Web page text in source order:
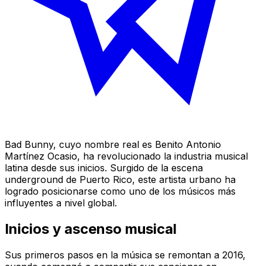
Bad Bunny, cuyo nombre real es Benito Antonio
Martínez Ocasio, ha revolucionado la industria musical
latina desde sus inicios. Surgido de la escena
underground de Puerto Rico, este artista urbano ha
logrado posicionarse como uno de los músicos más
influyentes a nivel global.
Inicios y ascenso musical
Sus primeros pasos en la música se remontan a 2016,